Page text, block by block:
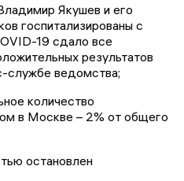
Якушев и его
госпитализированы с
19 сдало все
результатов
службе ведомства;
количество
в Москве – 2% от общего
остановлен